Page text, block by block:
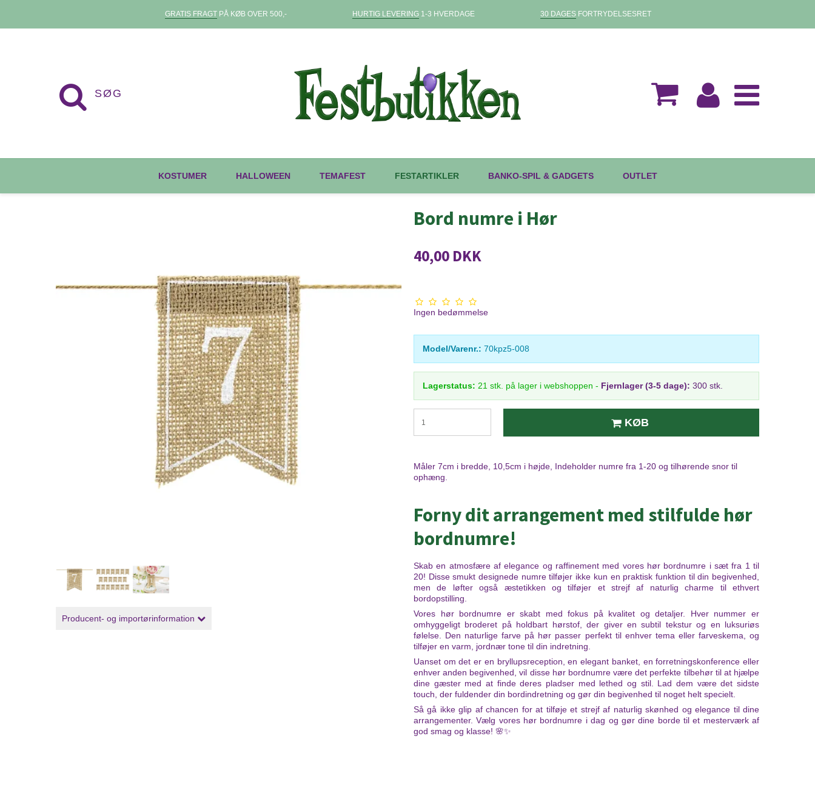
GRATIS FRAGTPÅ KØB OVER 500,- HURTIG LEVERING1-3 HVERDAGE 30 DAGESFORTRYDELSESRET
KOSTUMER HALLOWEEN TEMAFEST FESTARTIKLER BANKO-SPIL & GADGETS OUTLET
Producent- og importørinformation
Bord numre i Hør
40,00 DKK
Ingen bedømmelse
Model/Varenr.: 70kpz5-008
Lagerstatus: 21 stk. på lager i webshoppen - Fjernlager (3-5 dage): 300 stk.
KØB
Måler 7cm i bredde, 10,5cm i højde, Indeholder numre fra 1-20 og tilhørende snor til
ophæng.
Forny dit arrangement med stilfulde hør
bordnumre!
Skab en atmosfære af elegance og raffinement med vores hør bordnumre i sæt fra 1 til
20! Disse smukt designede numre tilføjer ikke kun en praktisk funktion til din begivenhed,
men de løfter også æstetikken og tilføjer et strejf af naturlig charme til ethvert
bordopstilling.
Vores hør bordnumre er skabt med fokus på kvalitet og detaljer. Hver nummer er
omhyggeligt broderet på holdbart hørstof, der giver en subtil tekstur og en luksuriøs
følelse. Den naturlige farve på hør passer perfekt til enhver tema eller farveskema, og
tilføjer en varm, jordnær tone til din indretning.
Uanset om det er en bryllupsreception, en elegant banket, en forretningskonference eller
enhver anden begivenhed, vil disse hør bordnumre være det perfekte tilbehør til at hjælpe
dine gæster med at finde deres pladser med lethed og stil. Lad dem være det sidste
touch, der fuldender din bordindretning og gør din begivenhed til noget helt specielt.
Så gå ikke glip af chancen for at tilføje et strejf af naturlig skønhed og elegance til dine
arrangementer. Vælg vores hør bordnumre i dag og gør dine borde til et mesterværk af
god smag og klasse! 🌸✨